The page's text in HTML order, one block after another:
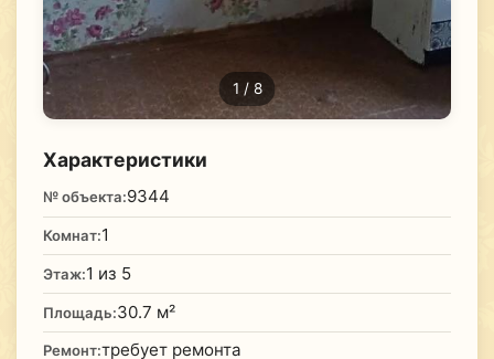
1 / 8
Характеристики
№ объекта:9344
Комнат:1
Этаж:1 из 5
Площадь:30.7 м²
Ремонт:требует ремонта